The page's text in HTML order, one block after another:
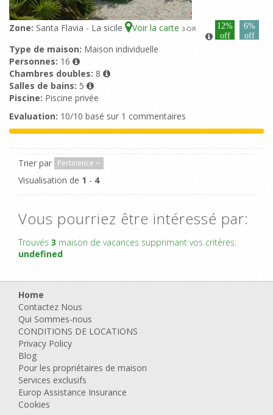
Zone: Santa Flavia - La sicile Voir la carte 3-OR
12%
off
6%
off
Type de maison: Maison individuelle
Personnes: 16
Chambres doubles: 8
Salles de bains: 5
Piscine: Piscine privée
Evaluation: 10/10 basé sur 1 commentaires
Trier par Pertinence
Visualisation de 1 - 4
Vous pourriez être intéressé par:
Trouvés 3 maison de vacances supprimant vos critères:
undefined
Home
Contactez Nous
Qui Sommes-nous
CONDITIONS DE LOCATIONS
Privacy Policy
Blog
Pour les propriétaires de maison
Services exclusifs
Europ Assistance Insurance
Cookies